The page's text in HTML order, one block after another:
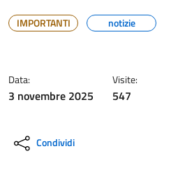
IMPORTANTI notizie
Data:
3 novembre 2025
Visite:
547
Condividi